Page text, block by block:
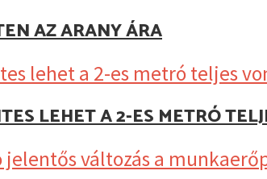
AZ ARANY ÁRA
LEHET A 2-ES METRÓ